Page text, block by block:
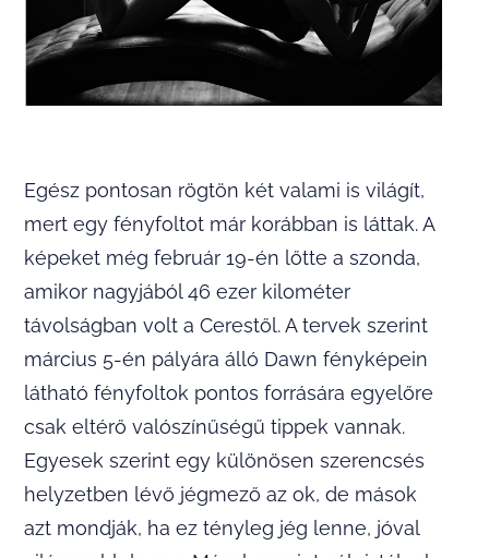
Egész pontosan rögtön két valami is világít,
mert egy fényfoltot már korábban is láttak. A
képeket még február 19-én lőtte a szonda,
amikor nagyjából 46 ezer kilométer
távolságban volt a Cerestől. A tervek szerint
március 5-én pályára álló Dawn fényképein
látható fényfoltok pontos forrására egyelőre
csak eltérő valószínűségű tippek vannak.
Egyesek szerint egy különösen szerencsés
helyzetben lévő jégmező az ok, de mások
azt mondják, ha ez tényleg jég lenne, jóval